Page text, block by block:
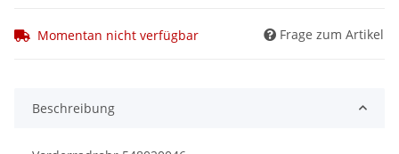
Momentan nicht verfügbar Frage zum Artikel
Beschreibung